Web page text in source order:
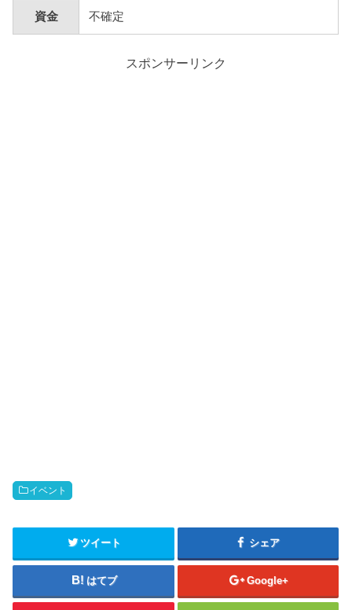
資金 不確定
スポンサーリンク
イベント
ツイート シェア
はてブ Google+